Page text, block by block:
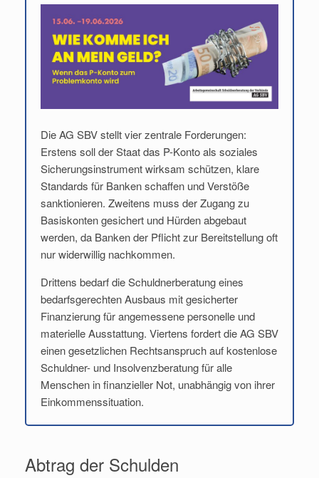
Die AG SBV stellt vier zentrale Forderungen:
Erstens soll der Staat das P-Konto als soziales
Sicherungsinstrument wirksam schützen, klare
Standards für Banken schaffen und Verstöße
sanktionieren. Zweitens muss der Zugang zu
Basiskonten gesichert und Hürden abgebaut
werden, da Banken der Pflicht zur Bereitstellung oft
nur widerwillig nachkommen.
Drittens bedarf die Schuldnerberatung eines
bedarfsgerechten Ausbaus mit gesicherter
Finanzierung für angemessene personelle und
materielle Ausstattung. Viertens fordert die AG SBV
einen gesetzlichen Rechtsanspruch auf kostenlose
Schuldner- und Insolvenzberatung für alle
Menschen in finanzieller Not, unabhängig von ihrer
Einkommenssituation.
Abtrag der Schulden